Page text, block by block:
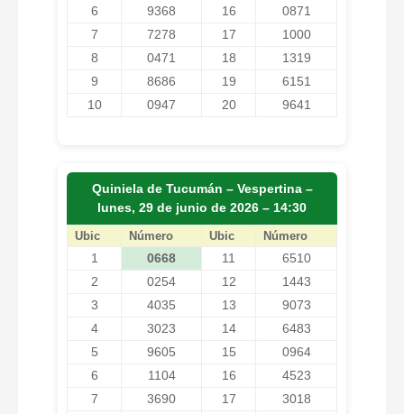
6
9368 16
0871
7
7278 17
1000
8
0471 18
1319
9
8686 19
6151
10
0947 20 9641
Quiniela de Tucumán – Vespertina –
lunes, 29 de junio de 2026 – 14:30
Ubic Número Ubic Número
1 0668 11
6510
2
0254 12
1443
3
4035 13
9073
4
3023 14
6483
5
9605 15
0964
6
1104 16
4523
7
3690 17
3018